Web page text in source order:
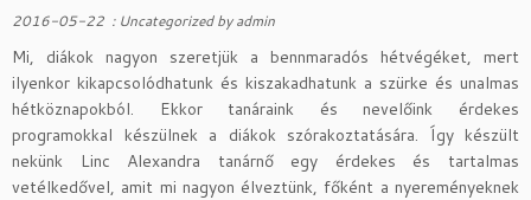
2016-05-22 : Uncategorizedbyadmin
Mi, diákok nagyon szeretjük a bennmaradós hétvégéket, mert
ilyenkor kikapcsolódhatunk és kiszakadhatunk a szürke és unalmas
hétköznapokból. Ekkor tanáraink és nevelőink érdekes
programokkal készülnek a diákok szórakoztatására. Így készült
nekünk Linc Alexandra tanárnő egy érdekes és tartalmas
vetélkedővel, amit mi nagyon élveztünk, főként a nyereményeknek